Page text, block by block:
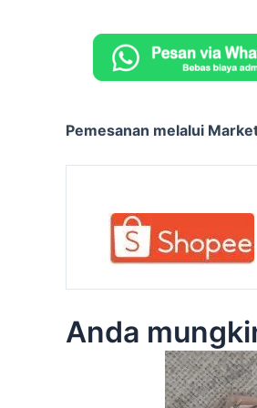
Pemesanan melalui
Anda